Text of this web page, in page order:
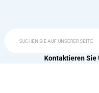
Kontaktieren Sie